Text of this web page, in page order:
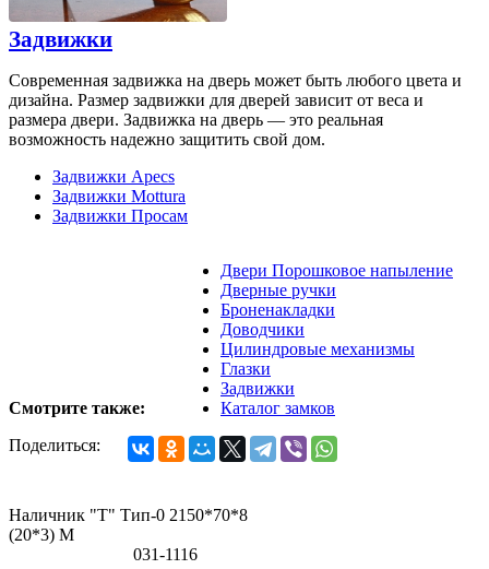
Задвижки
Современная задвижка на дверь может быть любого цвета и
дизайна. Размер задвижки для дверей зависит от веса и
размера двери. Задвижка на дверь — это реальная
возможность надежно защитить свой дом.
Задвижки Apecs
Задвижки Mottura
Задвижки Просам
Смотрите также:
Двери Порошковое напыление
Дверные ручки
Броненакладки
Доводчики
Цилиндровые механизмы
Глазки
Задвижки
Каталог замков
Поделиться:
Наличник "Т" Тип-0 2150*70*8
(20*3) M
031-1116